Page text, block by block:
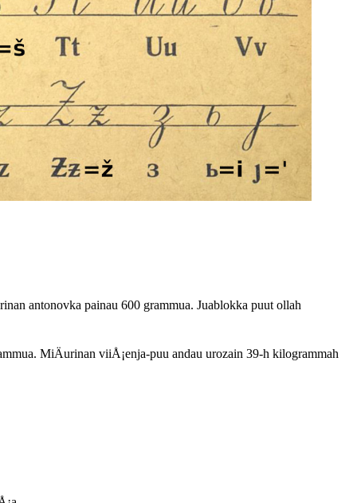
antonovka painau 600 grammua. Juablokka puut ollah
MiÄurinan viiÅ¡enja-puu andau urozain 39-h kilogrammah